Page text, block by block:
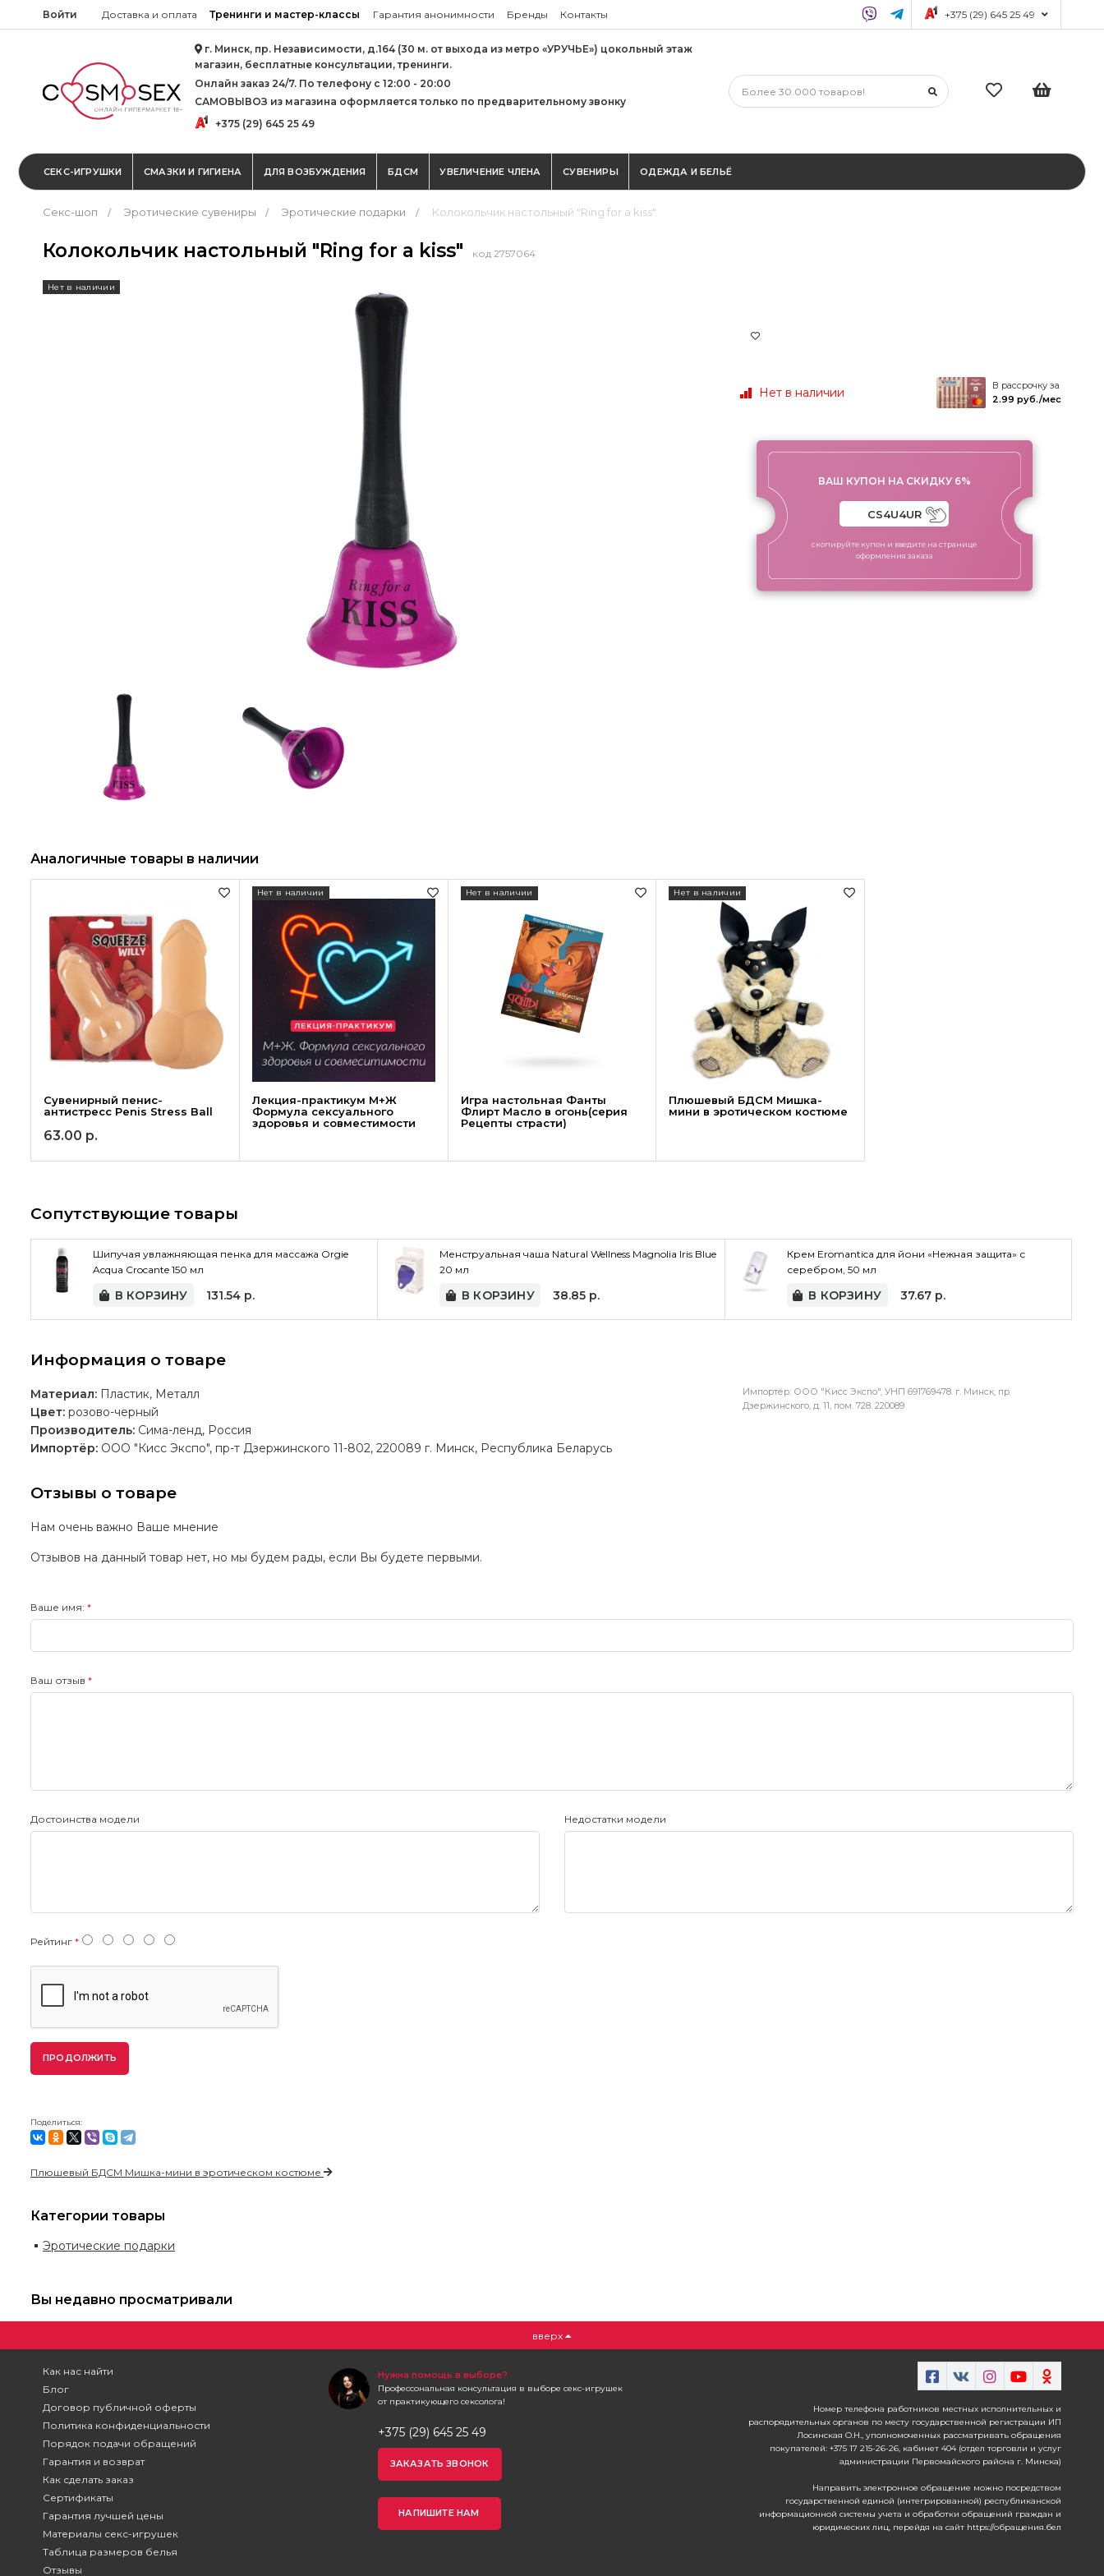
Войти Доставка и оплата Тренинги и мастер-классы Гарантия анонимности Бренды Контакты +375 (29) 645 25 49
г. Минск, пр. Независимости, д.164 (30 м. от выхода из метро «УРУЧЬЕ») цокольный этаж
магазин, бесплатные консультации, тренинги.
Онлайн заказ 24/7. По телефону с 12:00 - 20:00
САМОВЫВОЗ из магазина оформляется только по предварительному звонку
+375 (29) 645 25 49
СЕКС-ИГРУШКИ СМАЗКИ И ГИГИЕНА ДЛЯ ВОЗБУЖДЕНИЯ БДСМ УВЕЛИЧЕНИЕ ЧЛЕНА СУВЕНИРЫ ОДЕЖДА И БЕЛЬЁ
Секс-шоп Эротические сувениры Эротические подарки Колокольчик настольный "Ring for a kiss"
Колокольчик настольный "Ring for a kiss" код 2757064
Нет в наличии
Нет в наличии
В рассрочку за
2.99 руб./мес
ВАШ КУПОН НА СКИДКУ 6%
скопируйте купон и введите на странице
оформления заказа
Аналогичные товары в наличии
Сувенирный пенис-
антистресс Penis Stress Ball
63.00 р.
Лекция-практикум М+Ж
Формула сексуального
здоровья и совместимости
Нет в наличии
Игра настольная Фанты
Флирт Масло в огонь(серия
Рецепты страсти)
Нет в наличии
Плюшевый БДСМ Мишка-
мини в эротическом костюме
Нет в наличии
Сопутствующие товары
Шипучая увлажняющая пенка для массажа Orgie
Acqua Crocante 150 мл
В КОРЗИНУ 131.54 р.
Менструальная чаша Natural Wellness Magnolia Iris Blue
20 мл
В КОРЗИНУ 38.85 р.
Крем Eromantica для йони «Нежная защита» с
серебром, 50 мл
В КОРЗИНУ 37.67р.
Информация о товаре
Материал: Пластик, Металл
Цвет: розово-черный
Производитель: Сима-ленд, Россия
Импортёр: ОOО "Кисс Экспо", пр-т Дзержинского 11-802, 220089 г. Минск, Республика Беларусь
Импортёр: ООО "Кисс Экспо", УНП 691769478. г. Минск, пр.
Дзержинского, д. 11, пом. 728. 220089
Отзывы о товаре
Нам очень важно Ваше мнение
Отзывов на данный товар нет, но мы будем рады, если Вы будете первыми.
Ваше имя:
Ваш отзыв
Достоинства модели Недостатки модели
Рейтинг
ПРОДОЛЖИТЬ
Поделиться:
Плюшевый БДСМ Мишка-мини в эротическом костюме
Категории товары
Эротические подарки
Вы недавно просматривали
вверх
Как нас найти
Блог
Договор публичной оферты
Политика конфиденциальности
Порядок подачи обращений
Гарантия и возврат
Как сделать заказ
Сертификаты
Гарантия лучшей цены
Материалы секс-игрушек
Таблица размеров белья
Отзывы
Нужна помощь в выборе?
Профессональная консультация в выборе секс-игрушек
от практикующего сексолога!
+375 (29) 645 25 49
ЗАКАЗАТЬ ЗВОНОК
НАПИШИТЕ НАМ
Номер телефона работников местных исполнительных и
распорядительных органов по месту государственной регистрации ИП
Лосинская О.Н., уполномоченных рассматривать обращения
покупателей: +375 17 215-26-26, кабинет 404 (отдел торговли и услуг
администрации Первомайского района г. Минска)
Направить электронное обращение можно посредством
государственной единой (интегрированной) республиканской
информационной системы учета и обработки обращений граждан и
юридических лиц, перейдя на сайт https://обращения.бел